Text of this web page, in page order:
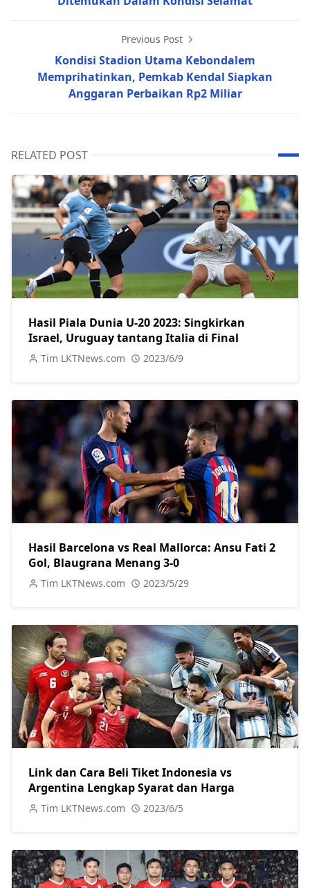
Previous Post
Kondisi Stadion Utama Kebondalem
Memprihatinkan, Pemkab Kendal Siapkan
Anggaran Perbaikan Rp2 Miliar
RELATED POST
Hasil Piala Dunia U-20 2023: Singkirkan
Israel, Uruguay tantang Italia di Final
Tim LKTNews.com 2023/6/9
Hasil Barcelona vs Real Mallorca: Ansu Fati 2
Gol, Blaugrana Menang 3-0
Tim LKTNews.com 2023/5/29
Link dan Cara Beli Tiket Indonesia vs
Argentina Lengkap Syarat dan Harga
Tim LKTNews.com 2023/6/5